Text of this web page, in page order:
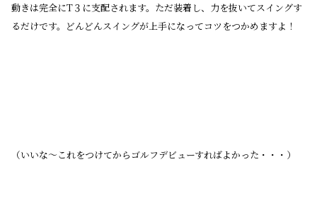
動きは完全にT３に支配されます。ただ装着し、力を抜いてスイングす
るだけです。どんどんスイングが上手になってコツをつかめますよ！
（いいな〜これをつけてからゴルフデビューすればよかった・・・）